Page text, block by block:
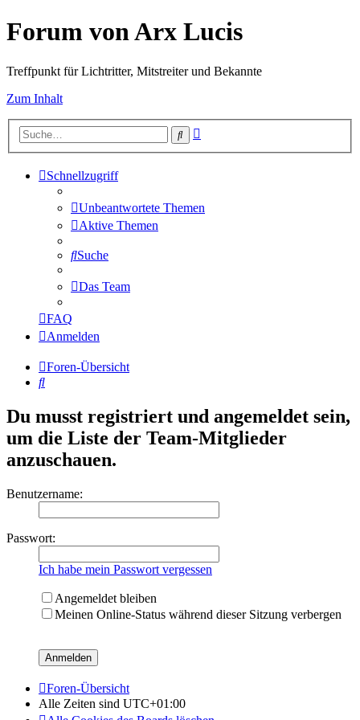
Forum von Arx Lucis
Treffpunkt für Lichtritter, Mitstreiter und Bekannte
Zum Inhalt
Suche
Schnellzugriff
Unbeantwortete Themen
Aktive Themen
Suche
Das Team
FAQ
Anmelden
Foren-Übersicht
Suche
Du musst registriert und angemeldet sein,
um die Liste der Team-Mitglieder
anzuschauen.
Benutzername:
Passwort:
Ich habe mein Passwort vergessen
Angemeldet bleiben
Meinen Online-Status während dieser Sitzung verbergen
Foren-Übersicht
Alle Zeiten sind UTC+01:00